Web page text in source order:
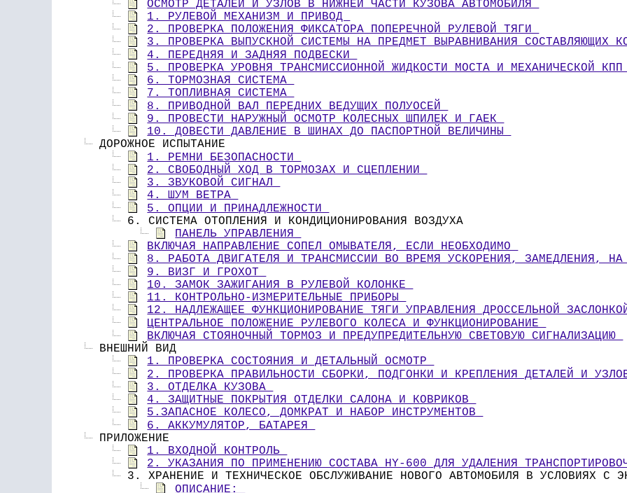
ОСМОТР ДЕТАЛЕЙ И УЗЛОВ В НИЖНЕЙ ЧАСТИ КУЗОВА АВТОМОБИЛЯ
1. РУЛЕВОЙ МЕХАНИЗМ И ПРИВОД
2. ПРОВЕРКА ПОЛОЖЕНИЯ ФИКСАТОРА ПОПЕРЕЧНОЙ РУЛЕВОЙ ТЯГИ
3. ПРОВЕРКА ВЫПУСКНОЙ СИСТЕМЫ НА ПРЕДМЕТ ВЫРАВНИВАНИЯ СОСТАВЛЯЮЩИХ
4. ПЕРЕДНЯЯ И ЗАДНЯЯ ПОДВЕСКИ
5. ПРОВЕРКА УРОВНЯ ТРАНСМИССИОННОЙ ЖИДКОСТИ МОСТА И МЕХАНИЧЕСКОЙ
6. ТОРМОЗНАЯ СИСТЕМА
7. ТОПЛИВНАЯ СИСТЕМА
8. ПРИВОДНОЙ ВАЛ ПЕРЕДНИХ ВЕДУЩИХ ПОЛУОСЕЙ
9. ПРОВЕСТИ НАРУЖНЫЙ ОСМОТР КОЛЕСНЫХ ШПИЛЕК И ГАЕК
10. ДОВЕСТИ ДАВЛЕНИЕ В ШИНАХ ДО ПАСПОРТНОЙ ВЕЛИЧИНЫ
ДОРОЖНОЕ ИСПЫТАНИЕ
1. РЕМНИ БЕЗОПАСНОСТИ
2. СВОБОДНЫЙ ХОД В ТОРМОЗАХ И СЦЕПЛЕНИИ
3. ЗВУКОВОЙ СИГНАЛ
4. ШУМ ВЕТРА
5. ОПЦИИ И ПРИНАДЛЕЖНОСТИ
6. СИСТЕМА ОТОПЛЕНИЯ И КОНДИЦИОНИРОВАНИЯ ВОЗДУХА
ПАНЕЛЬ УПРАВЛЕНИЯ
ВКЛЮЧАЯ НАПРАВЛЕНИЕ СОПЕЛ ОМЫВАТЕЛЯ, ЕСЛИ НЕОБХОДИМО
8. РАБОТА ДВИГАТЕЛЯ И ТРАНСМИССИИ ВО ВРЕМЯ УСКОРЕНИЯ, ЗАМЕДЛЕНИЯ,
9. ВИЗГ И ГРОХОТ
10. ЗАМОК ЗАЖИГАНИЯ В РУЛЕВОЙ КОЛОНКЕ
11. КОНТРОЛЬНО-ИЗМЕРИТЕЛЬНЫЕ ПРИБОРЫ
12. НАДЛЕЖАЩЕЕ ФУНКЦИОНИРОВАНИЕ ТЯГИ УПРАВЛЕНИЯ ДРОССЕЛЬНОЙ
ЦЕНТРАЛЬНОЕ ПОЛОЖЕНИЕ РУЛЕВОГО КОЛЕСА И ФУНКЦИОНИРОВАНИЕ
ВКЛЮЧАЯ СТОЯНОЧНЫЙ ТОРМОЗ И ПРЕДУПРЕДИТЕЛЬНУЮ СВЕТОВУЮ СИГНАЛИЗАЦИЮ
ВНЕШНИЙ ВИД
1. ПРОВЕРКА СОСТОЯНИЯ И ДЕТАЛЬНЫЙ ОСМОТР
2. ПРОВЕРКА ПРАВИЛЬНОСТИ СБОРКИ, ПОДГОНКИ И КРЕПЛЕНИЯ ДЕТАЛЕЙ И
3. ОТДЕЛКА КУЗОВА
4. ЗАЩИТНЫЕ ПОКРЫТИЯ ОТДЕЛКИ САЛОНА И КОВРИКОВ
5.ЗАПАСНОЕ КОЛЕСО, ДОМКРАТ И НАБОР ИНСТРУМЕНТОВ
6. АККУМУЛЯТОР, БАТАРЕЯ
ПРИЛОЖЕНИЕ
1. ВХОДНОЙ КОНТРОЛЬ
2. УКАЗАНИЯ ПО ПРИМЕНЕНИЮ СОСТАВА HY-600 ДЛЯ УДАЛЕНИЯ
3. ХРАНЕНИЕ И ТЕХНИЧЕСКОЕ ОБСЛУЖИВАНИЕ НОВОГО АВТОМОБИЛЯ В УСЛОВИЯХ С
ОПИСАНИЕ: